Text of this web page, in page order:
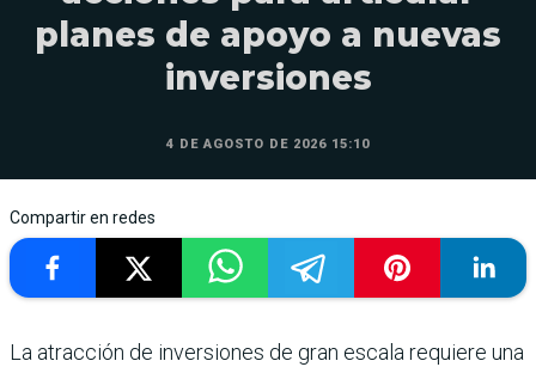
planes de apoyo a nuevas
inversiones
4 DE AGOSTO DE 2026 15:10
Compartir en redes
La atracción de inversiones de gran escala requiere una